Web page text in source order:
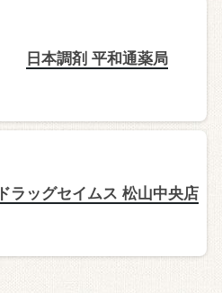
日本調剤 平和通薬局
ドラッグセイムス 松山中央店